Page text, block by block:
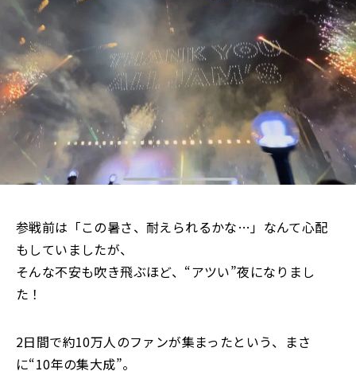
参戦前は「この暑さ、耐えられるかな…」なんて心配
もしていましたが、
そんな不安も吹き飛ぶほど、“アツい”夜になりまし
た！
2日間で約10万人のファンが集まったという、まさ
に“10年の集大成”。